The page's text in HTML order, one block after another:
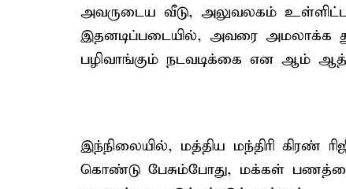
அவருடைய வீடு, அலுவலகம்
இதனடிப்படையில், அவரை அமலாக்க
பழிவாங்கும் நடவடிக்கை என ஆம் ஆத்மி
இந்நிலையில், மத்திய மந்திரி கிரண்
கொண்டு பேசும்போது, மக்கள்